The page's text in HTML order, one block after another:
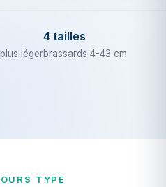
léger
4 tailles
brassards 4-43 cm
sans le voir. C'est
TYPE